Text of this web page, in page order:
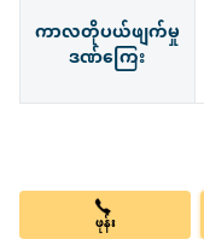
ကာလတိုပယ်ဖျက်မှု
ဒဏ်ကြေး
ဖုန်း